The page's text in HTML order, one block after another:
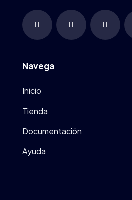
Navega
Inicio
Tienda
Documentación
Ayuda